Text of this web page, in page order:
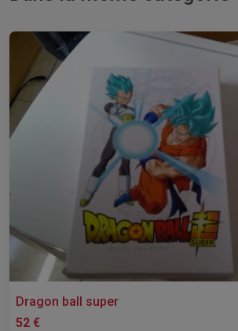
Dragon ball super
52 €